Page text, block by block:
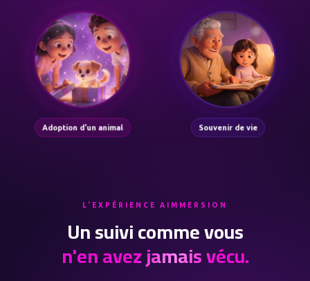
Adoption d'un animal Souvenir de vie
L'EXPÉRIENCE AIMMERSION
Un suivi comme vous
n'en avez jamais vécu.